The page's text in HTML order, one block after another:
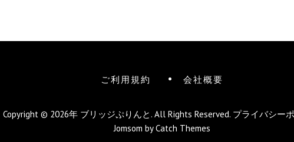
ご利用規約 会社概要
Copyright © 2026年 ブリッジぷりんと. All Rights Reserved. プライバシー
Jomsom byCatch Themes